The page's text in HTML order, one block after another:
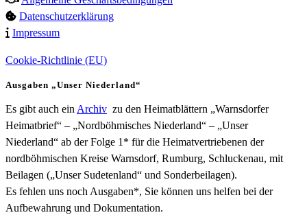
Datenschutzerklärung
Impressum
Cookie-Richtlinie (EU)
Ausgaben „Unser Niederland“
Es gibt auch ein Archiv zu den Heimatblättern „Warnsdorfer
Heimatbrief“ – „Nordböhmisches Niederland“ – „Unser
Niederland“ ab der Folge 1* für die Heimatvertriebenen der
nordböhmischen Kreise Warnsdorf, Rumburg, Schluckenau, mit
Beilagen („Unser Sudetenland“ und Sonderbeilagen).
Es fehlen uns noch Ausgaben*, Sie können uns helfen bei der
Aufbewahrung und Dokumentation.